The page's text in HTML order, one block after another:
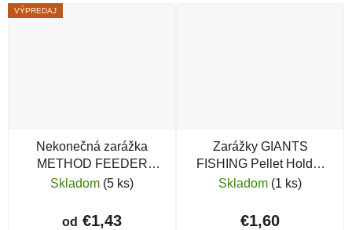
VÝPREDAJ
Nekonečná zarážka
METHOD FEEDER
FANS Infinite Baits Stop
Skladom (5 ks)
od €1,43
Zarážky GIANTS
FISHING Pellet Holder
Brown
Skladom (1 ks)
€1,60